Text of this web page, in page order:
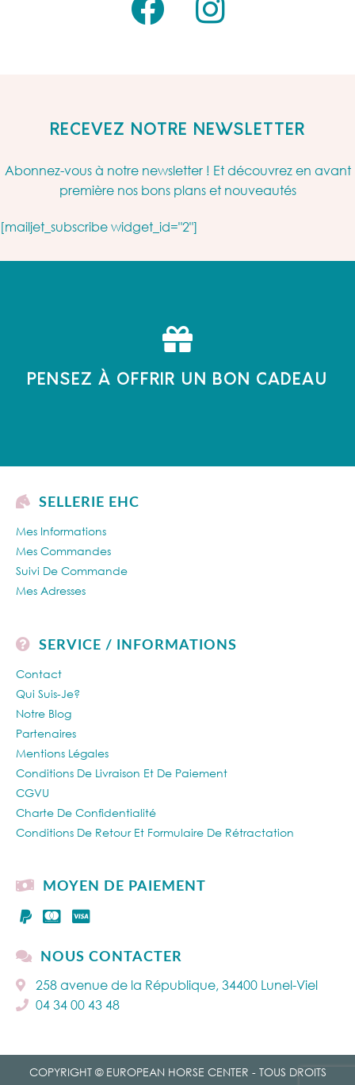
RECEVEZ NOTRE NEWSLETTER
Abonnez-vous à notre newsletter ! Et découvrez en avant
première nos bons plans et nouveautés
[mailjet_subscribe widget_id="2"]
PENSEZ À OFFRIR UN BON CADEAU
SELLERIE EHC
Mes Informations
Mes Commandes
Suivi De Commande
Mes Adresses
SERVICE / INFORMATIONS
Contact
Qui Suis-Je?
Notre Blog
Partenaires
Mentions Légales
Conditions De Livraison Et De Paiement
CGVU
Charte De Confidentialité
Conditions De Retour Et Formulaire De Rétractation
MOYEN DE PAIEMENT
NOUS CONTACTER
258 avenue de la République, 34400 Lunel-Viel
04 34 00 43 48
COPYRIGHT © EUROPEAN HORSE CENTER - TOUS DROITS